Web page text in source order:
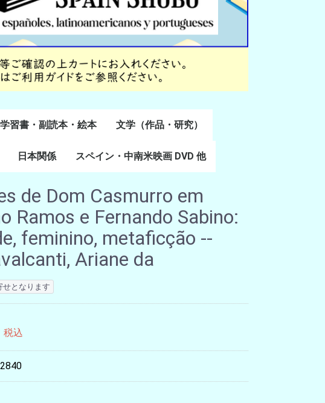
学習書・副読本・絵本
学習教材
副読本教材
絵本・児童書
文学（作品・研究）
スペイン語文学
ポルトガル語文学
カタルーニャ文学
バスク文学
その他
日本関係 スペイン・中南米映画 DVD 他
de Dom Casmurro em
Ramos e Fernando Sabino:
feminino, metaficção --
Ariane da
せとなります
税込